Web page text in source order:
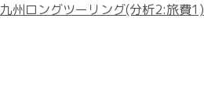
九州ロングツーリング(分析2:旅費1)